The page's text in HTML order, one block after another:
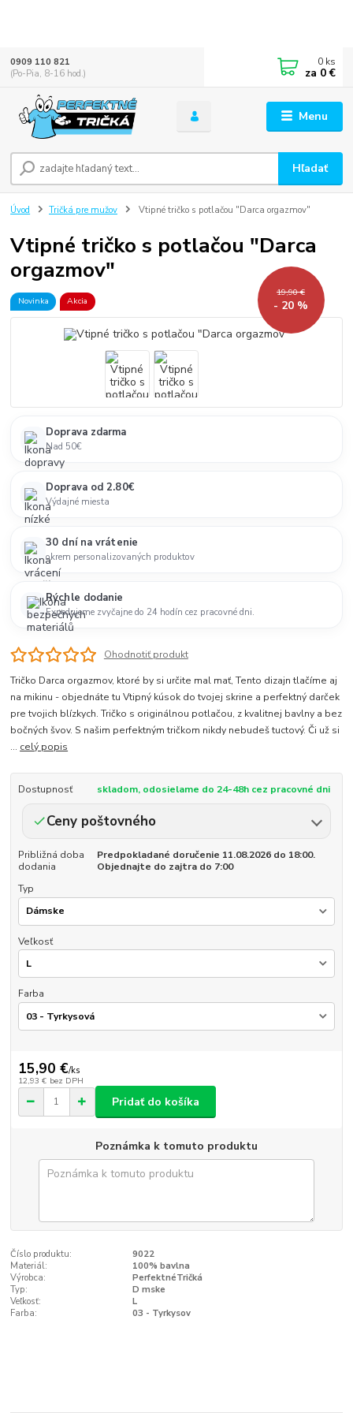
Menu
Hľadať
0909 110 821
(Po-Pia, 8-16 hod.)
0 ks
za 0 €
Úvod Tričká pre mužov Vtipné tričko s potlačou "Darca orgazmov"
Vtipné tričko s potlačou "Darca
orgazmov"
Novinka Akcia
19,90 €
- 20 %
Doprava zdarma
Nad 50€
Doprava od 2.80€
Výdajné miesta
30 dní na vrátenie
okrem personalizovaných produktov
Rýchle dodanie
Expedujeme zvyčajne do 24 hodín cez pracovné dni.
Ohodnotiť produkt
Tričko Darca orgazmov, ktoré by si určite mal mať, Tento dizajn tlačíme aj
na mikinu - objednáte tu Vtipný kúsok do tvojej skrine a perfektný darček
pre tvojich blízkych. Tričko s originálnou potlačou, z kvalitnej bavlny a bez
bočných švov. S našim perfektným tričkom nikdy nebudeš tuctový. Či už si
... celý popis
Dostupnosť skladom, odosielame do 24-48h cez pracovné dni
Ceny poštovného
Približná doba
dodania
Predpokladané doručenie 11.08.2026 do 18:00.
Objednajte do zajtra do 7:00
Typ
Veľkosť
Farba
15,90 €/ks
12,93 € bez DPH
Pridať do košíka
Poznámka k tomuto produktu
Číslo produktu:
9022
Materiál:
100% bavlna
Výrobca:
PerfektnéTričká
Typ:
D mske
Veľkosť:
L
Farba:
03 - Tyrkysov